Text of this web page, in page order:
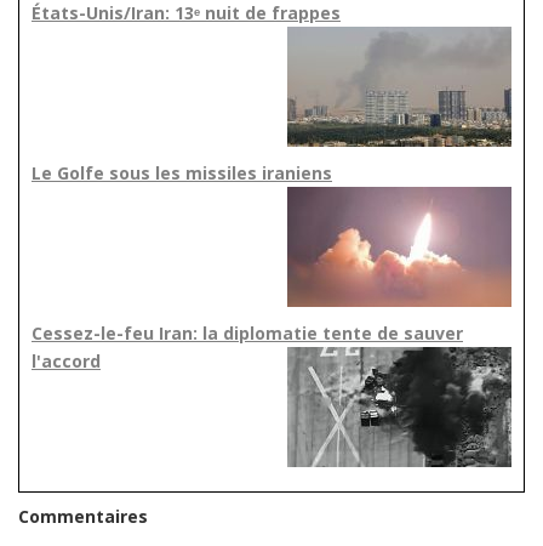
États-Unis/Iran: 13ᵉ nuit de frappes
Le Golfe sous les missiles iraniens
Cessez-le-feu Iran: la diplomatie tente de sauver
l'accord
Commentaires